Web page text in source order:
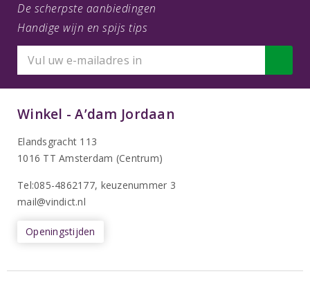
De scherpste aanbiedingen
Handige wijn en spijs tips
Winkel - A’dam Jordaan
Elandsgracht 113
1016 TT Amsterdam (Centrum)
Tel:085-4862177, keuzenummer 3
mail@vindict.nl
Openingstijden